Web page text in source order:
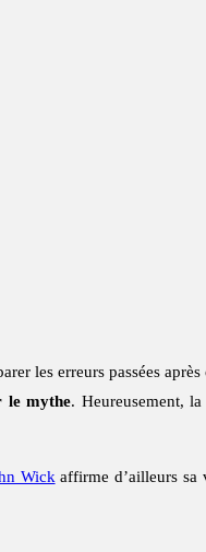
les erreurs passées après
le mythe. Heureusement,
Wickaffirme d’ailleurs sa